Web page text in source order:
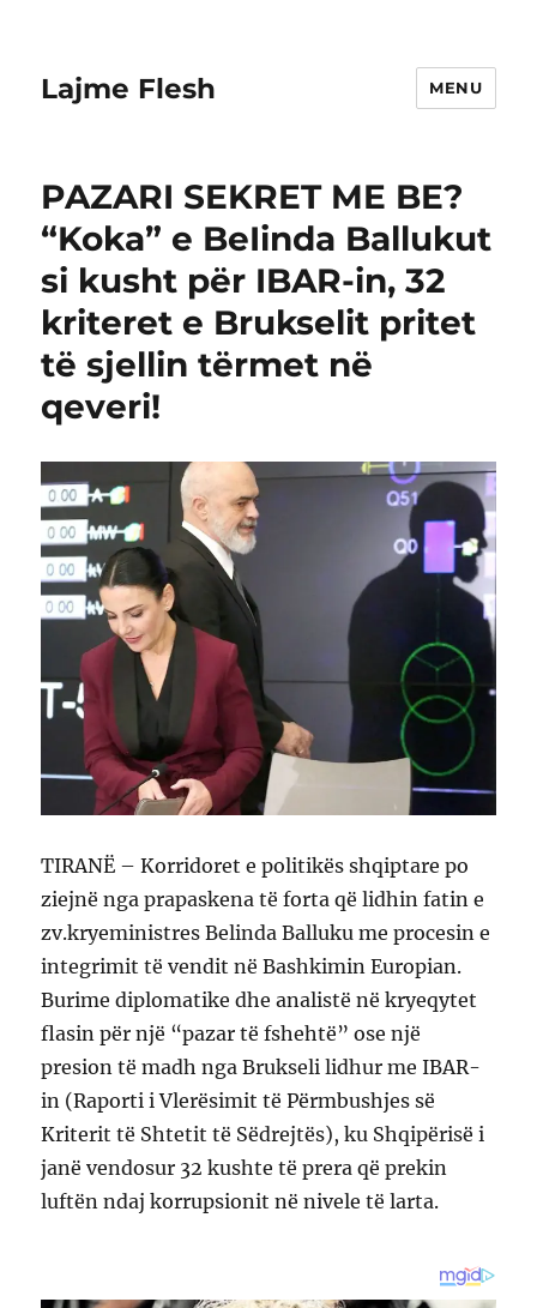
Lajme Flesh MENU
PAZARI SEKRET ME BE?
“Koka” e BeIinda Ballukut
si kusht për IBAR-in, 32
kriteret e Brukselit pritet
të sjellin tërmet në
qeveri!
TIRANË – Korridoret e politikës shqiptare po
ziejnë nga prapaskena të forta që lidhin fatin e
zv.kryeministres Belinda Balluku me procesin e
integrimit të vendit në Bashkimin Europian.
Burime diplomatike dhe analistë në kryeqytet
flasin për një “pazar të fshehtë” ose një
presion të madh nga Brukseli lidhur me IBAR-
in (Raporti i Vlerësimit të Përmbushjes së
Kriterit të Shtetit të Sëdrejtës), ku Shqipërisë i
janë vendosur 32 kushte të prera që prekin
luftën ndaj korrupsionit në nivele të larta.